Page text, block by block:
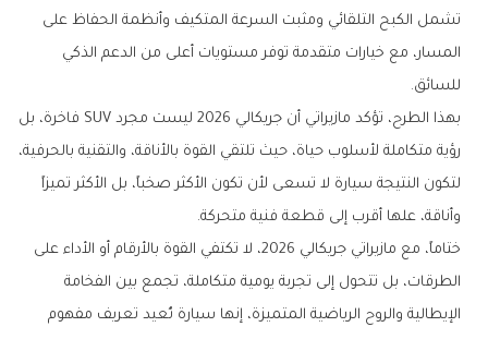
تشمل الكبح التلقائي ومثبت السرعة المتكيف وأنظمة الحفاظ على
المسار، مع خيارات متقدمة توفر مستويات أعلى من الدعم الذكي
للسائق.
بهذا الطرح، تؤكد مازيراتي أن جريكالي 2026 ليست مجرد SUV فاخرة، بل
رؤية متكاملة لأسلوب حياة، حيث تلتقي القوة بالأناقة، والتقنية بالحرفية،
لتكون النتيجة سيارة لا تسعى لأن تكون الأكثر صخباً، بل الأكثر تميزاً
وأناقة، علها أقرب إلى قطعة فنية متحركة.
ختاماً، مع مازيراتي جريكالي 2026، لا تكتفي القوة بالأرقام أو الأداء على
الطرقات، بل تتحول إلى تجربة يومية متكاملة، تجمع بين الفخامة
الإيطالية والروح الرياضية المتميزة، إنها سيارة تُعيد تعريف مفهوم